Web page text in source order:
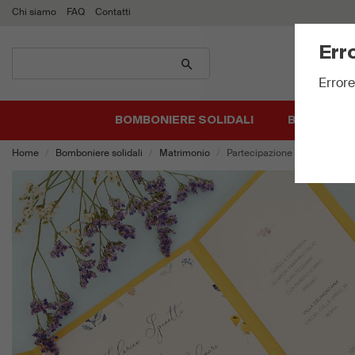
Chi siamo FAQ Contatti
BOMBONIERE SOLIDALI BIGLIETTI
Home Bomboniere solidali Matrimonio Partecipazione gialla con fiori